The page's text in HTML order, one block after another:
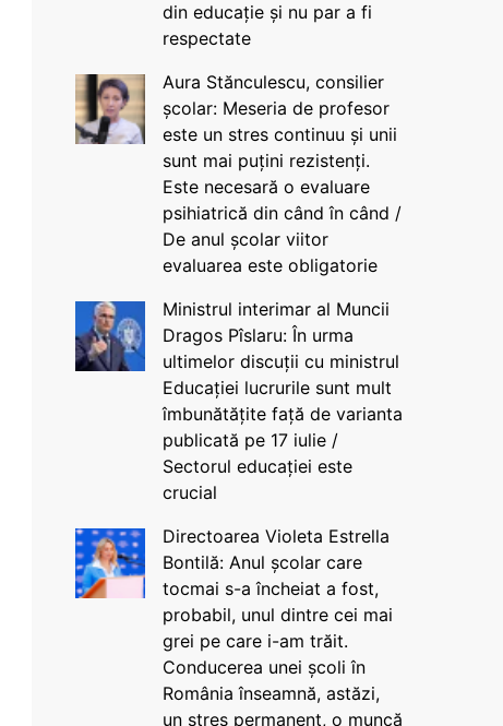
din educație și nu par a fi
respectate
Aura Stănculescu, consilier
școlar: Meseria de profesor
este un stres continuu și unii
sunt mai puțini rezistenți.
Este necesară o evaluare
psihiatrică din când în când /
De anul școlar viitor
evaluarea este obligatorie
Ministrul interimar al Muncii
Dragos Pîslaru: În urma
ultimelor discuții cu ministrul
Educației lucrurile sunt mult
îmbunătățite față de varianta
publicată pe 17 iulie /
Sectorul educației este
crucial
Directoarea Violeta Estrella
Bontilă: Anul școlar care
tocmai s-a încheiat a fost,
probabil, unul dintre cei mai
grei pe care i-am trăit.
Conducerea unei școli în
România înseamnă, astăzi,
un stres permanent, o muncă